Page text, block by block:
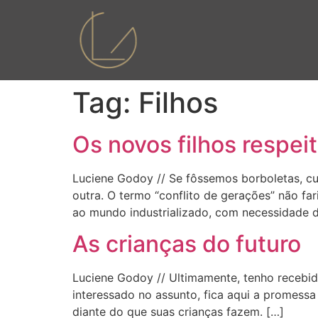
Tag: Filhos
Os novos filhos
Luciene Godoy // Se fôssemos borboletas,
outra. O termo “conflito de gerações” não
ao mundo industrializado, com
As crianças do futuro
Luciene Godoy // Ultimamente, tenho
interessado no assunto, fica aqui a
diante do que suas crianças fazem. […]